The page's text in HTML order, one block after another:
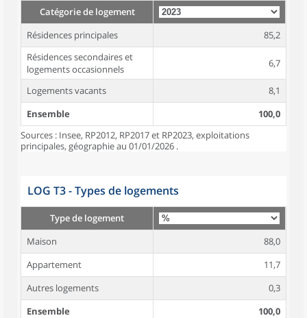
Catégorie de logement
Résidences principales
85,2
Résidences secondaires et
logements occasionnels
6,7
Logements vacants
8,1
Ensemble
100,0
Sources : Insee, RP2012, RP2017 et RP2023, exploitations
principales, géographie au 01/01/2026 .
LOG T3 - Types de logements
Type de logement
Maison
88,0
Appartement
11,7
Autres logements
0,3
Ensemble
100,0